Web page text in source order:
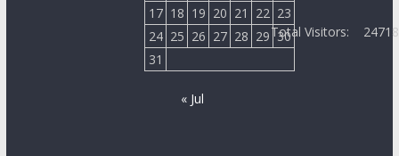
17 18 19 20 21 22 23
24 25 26 27 28 29 30
31
« Jul
Total Visitors: